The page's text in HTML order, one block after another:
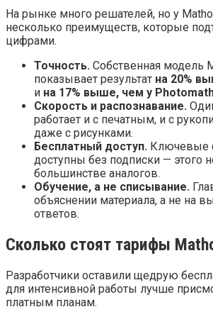
На рынке много решателей, но у
несколько преимуществ, которые
цифрами.
Точность. Собственная модель
показывает результат на 20%
и на 17% выше, чем у
Скорость и распознавание.
работает и с печатным, и с
даже с рисунками.
Бесплатный доступ. Ключевые
доступны без подписки — этого
большинстве аналогов.
Обучение, а не списывание.
объяснении материала, а не на
ответов.
Сколько стоят тарифы
Разработчики оставили щедрую
для интенсивной работы лучше
платным планам.